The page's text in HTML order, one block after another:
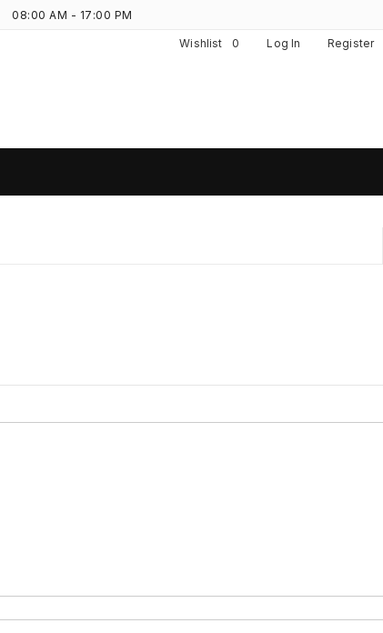
08:00 AM - 17:00 PM
Wishlist 0 Log In Register